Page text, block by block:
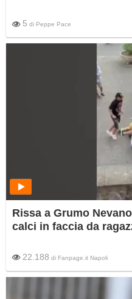
5 di Peppe Pace
Rissa a Grumo
calci in faccia da
22.188 di Fanpage.it Napoli